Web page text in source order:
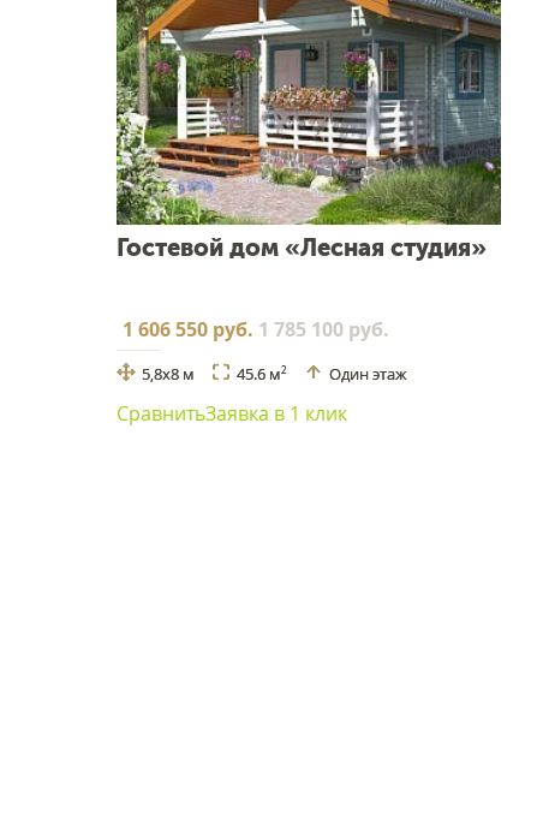
Гостевой дом «Лесная студия»
1 606 550 руб. 1 785 100 руб.
5,8x8 м 45.6 м2 Один этаж
СравнитьЗаявка в 1 клик